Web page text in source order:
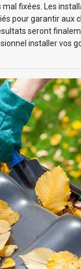
mal fixées. Les
pour garantir aux
seront
installer vos